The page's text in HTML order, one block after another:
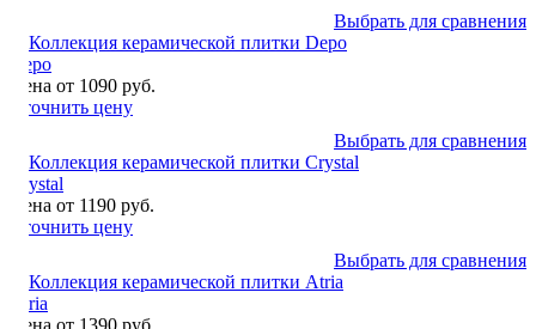
Выбрать для сравнения
Depo
Цена от 1090 руб.
Уточнить цену
Выбрать для сравнения
Crystal
Цена от 1190 руб.
Уточнить цену
Выбрать для сравнения
Atria